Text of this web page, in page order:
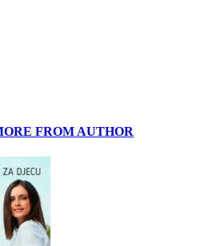
FROM AUTHOR